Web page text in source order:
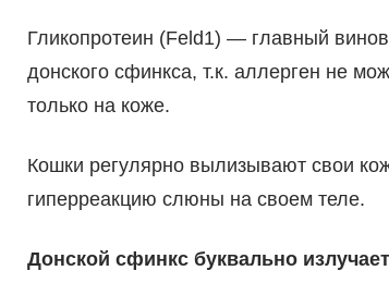
Гликопротеин (Feld1) — главный
донского сфинкса, т.к. аллерген не
только на коже.
Кошки регулярно вылизывают свои
гиперреакцию слюны на своем теле.
Донской сфинкс буквально